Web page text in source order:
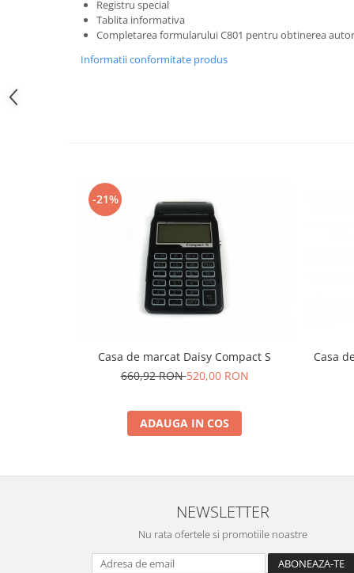
Calculator desktop
Monitor touchscreen
Accesorii IT
Hartie copiator
Role, etichete, consumabile
Etichete termice autoadezive
Solutii magazine Retail-HoReCa
Sisteme de afisare in magazin
Registru special
Tablita informativa
Completarea formularului C801 pentru obtinerea
Informatii conformitate produs
-21%
Casa de marcat Daisy Compact S
660,92 RON520,00 RON
ADAUGA IN COS
Casa
NEWSLETTER
Nu rata ofertele si promotiile noastre